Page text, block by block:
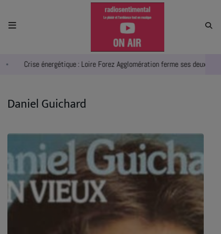
Crise énergétique : Loire Forez Agglomération ferme ses deux
ACTUALITÉS
EMISSIONS
EQUIPES
INFO CONCERT
Daniel Guichard